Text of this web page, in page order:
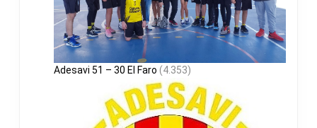
Adesavi 51 – 30 El Faro (4.353)